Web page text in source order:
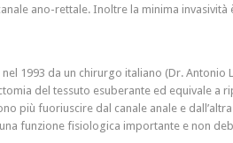
ano-rettale. Inoltre la minima
nel 1993 da un chirurgo italiano (Dr.
del tessuto esuberante ed equivale
più fuoriuscire dal canale anale e
funzione fisiologica importante e non